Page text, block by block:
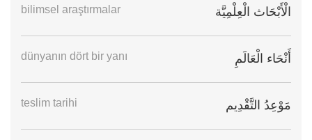
الْأَبْحَاث الْعِلْمِيَّة bilimsel araştırmalar
أَنْحَاء الْعَالَمِ dünyanın dört bir yanı
مَوْعِدُ التَّقْدِيم teslim tarihi